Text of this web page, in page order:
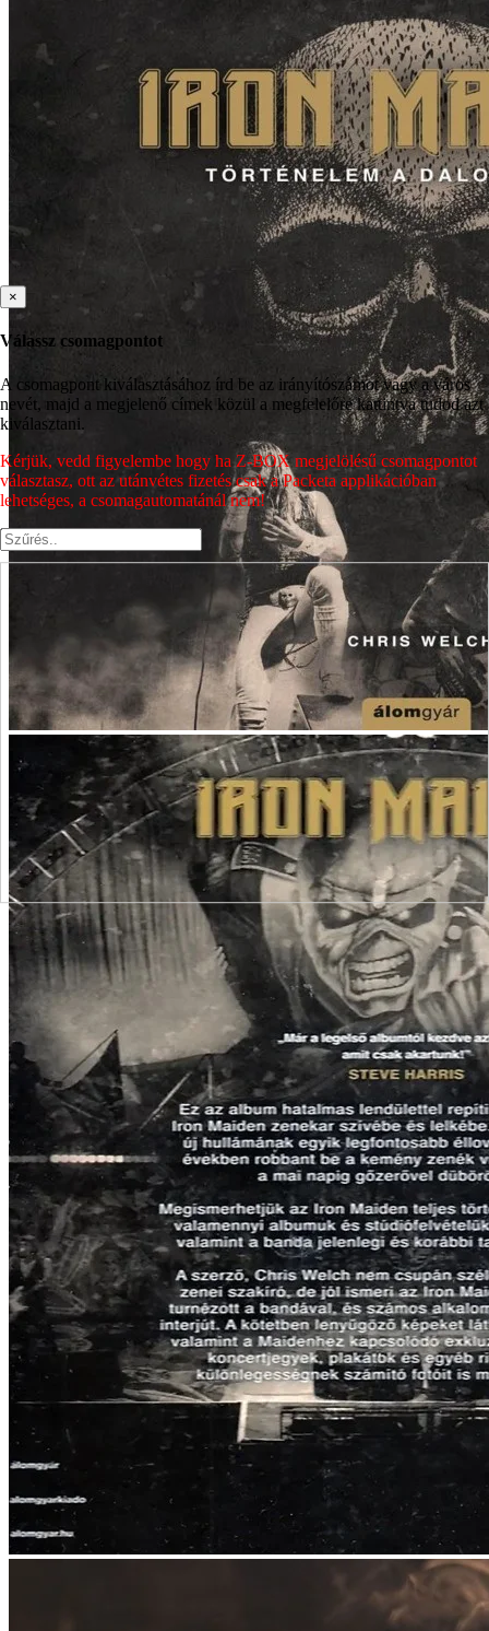
×
Válassz csomagpontot
A csomagpont kiválasztásához írd be az irányítószámot vagy a város
nevét, majd a megjelenő címek közül a megfelelőre kattintva tudod azt
kiválasztani.
Kérjük, vedd figyelembe hogy ha Z-BOX megjelölésű csomagpontot
választasz, ott az utánvétes fizetés csak a Packeta applikációban
lehetséges, a csomagautomatánál nem!